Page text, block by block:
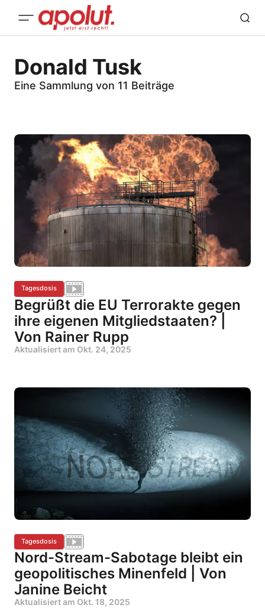
Donald Tusk
Eine Sammlung von 11 Beiträge
Tagesdosis
Begrüßt die EU Terrorakte gegen
ihre eigenen Mitgliedstaaten? |
Von Rainer Rupp
Aktualisiert am Okt. 24, 2025
Tagesdosis
Nord-Stream-Sabotage bleibt ein
geopolitisches Minenfeld | Von
Janine Beicht
Aktualisiert am Okt. 18, 2025